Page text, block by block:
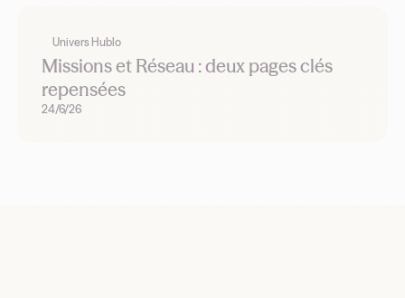
Univers Hublo
Missions et Réseau : deux pages clés
repensées
24/6/26